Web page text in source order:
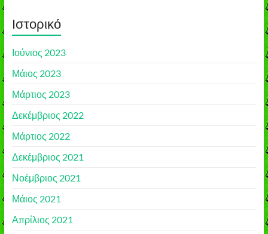
Ιστορικό
Ιούνιος 2023
Μάιος 2023
Μάρτιος 2023
Δεκέμβριος 2022
Μάρτιος 2022
Δεκέμβριος 2021
Νοέμβριος 2021
Μάιος 2021
Απρίλιος 2021